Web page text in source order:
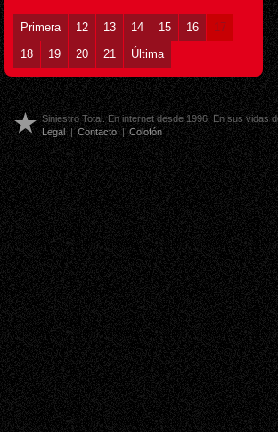
Primera 12 13 14 15 16
17
18
19 20 21 Última
Siniestro Total. En internet desde 1996. En sus vidas
Legal | Contacto | Colofón